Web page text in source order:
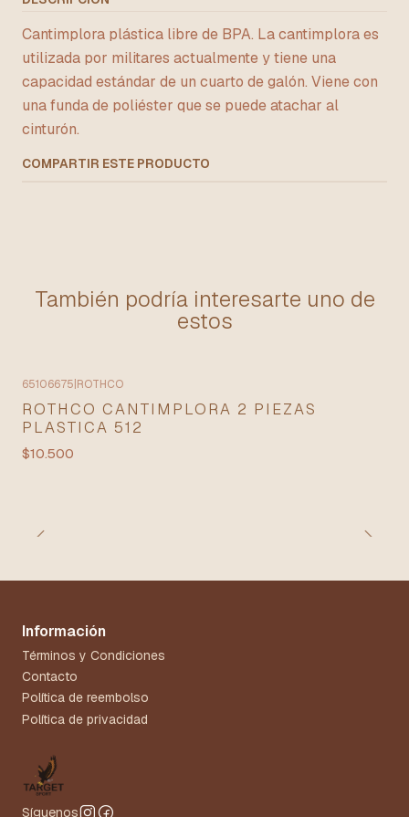
Cantimplora plástica libre de BPA. La cantimplora es
utilizada por militares actualmente y tiene una
capacidad estándar de un cuarto de galón. Viene con
una funda de poliéster que se puede atachar al
cinturón.
COMPARTIR ESTE PRODUCTO
También podría interesarte uno de
estos
65106675 ROTHCO
ROTHCO CANTIMPLORA 2 PIEZAS
PLASTICA 512
$10.500
Información
Términos y Condiciones
Contacto
Política de reembolso
Política de privacidad
Síguenos